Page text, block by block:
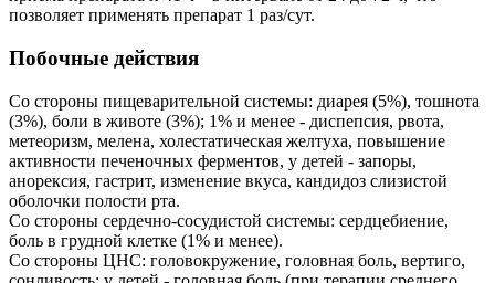
позволяет применять препарат 1 раз/сут.
Побочные действия
Со стороны пищеварительной системы: диарея (5%), тошнота
(3%), боли в животе (3%); 1% и менее - диспепсия, рвота,
метеоризм, мелена, холестатическая желтуха, повышение
активности печеночных ферментов, у детей - запоры,
анорексия, гастрит, изменение вкуса, кандидоз слизистой
оболочки полости рта.
Со стороны сердечно-сосудистой системы: сердцебиение,
боль в грудной клетке (1% и менее).
Со стороны ЦНС: головокружение, головная боль, вертиго,